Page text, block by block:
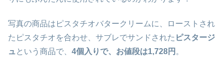
写真の商品はピスタチオバタークリームに、ローストされ
たピスタチオを合わせ、サブレでサンドされた ピスタージ
ュ という商品で、 4個入りで、お値段は1,728円 。